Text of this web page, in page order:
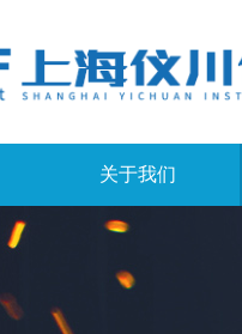
关于我们